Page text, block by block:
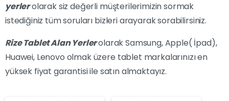
yerlerolarak siz değerli müşterilerimizin sormak
istediğiniz tüm soruları bizleri arayarak sorabilirsiniz.
Rize Tablet Alan Yerlerolarak Samsung, Apple( İpad),
Huawei, Lenovo olmak üzere tablet markalarınızı en
yüksek fiyat garantisi ile satın almaktayız.